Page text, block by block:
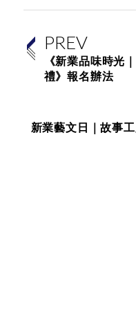
PREV
《新業品味時光
禮》報名辦法
新業藝文日｜故事